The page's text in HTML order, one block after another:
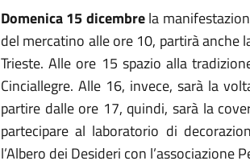
Domenica 15 dicembrela
del mercatino alle ore 10, partirà anche
Trieste. Alle ore 15 spazio alla
Cinciallegre. Alle 16, invece, sarà la
partire dalle ore 17, quindi, sarà la
partecipare al laboratorio di
l’Albero dei Desideri con l’associazione